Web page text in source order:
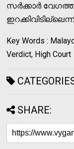
സർക്കാർ
Key Words :
Verdict, High Court
SHARE: